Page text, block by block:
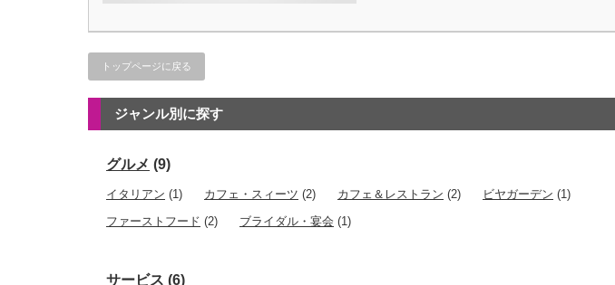
トップページに戻る
ジャンル別に探す
グルメ (9)
イタリアン (1) カフェ・スィーツ (2) カフェ＆レストラン (2) ビヤガーデン (1)
ファーストフード (2) ブライダル・宴会 (1)
サービス (6)